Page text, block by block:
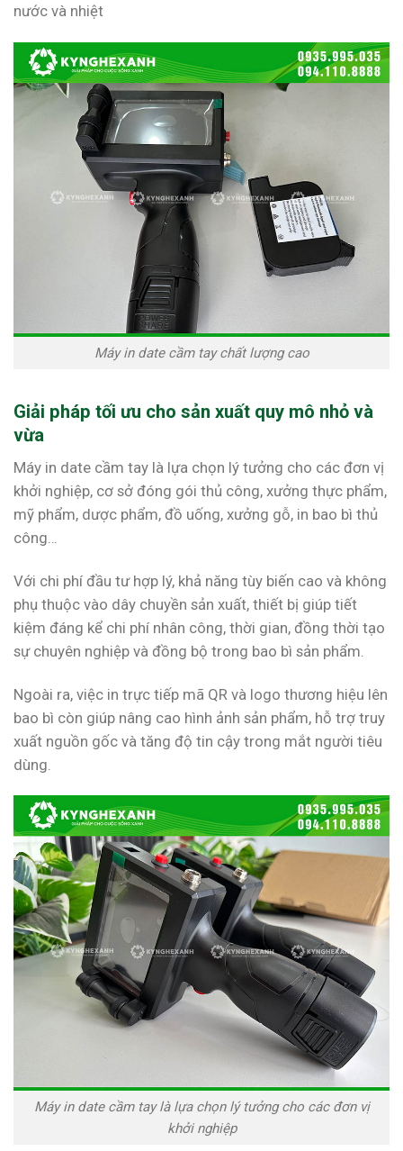
nước và nhiệt
Máy in date cầm tay chất lượng cao
Giải pháp tối ưu cho sản xuất quy mô nhỏ và
vừa
Máy in date cầm tay là lựa chọn lý tưởng cho các đơn vị
khởi nghiệp, cơ sở đóng gói thủ công, xưởng thực phẩm,
mỹ phẩm, dược phẩm, đồ uống, xưởng gỗ, in bao bì thủ
công…
Với chi phí đầu tư hợp lý, khả năng tùy biến cao và không
phụ thuộc vào dây chuyền sản xuất, thiết bị giúp tiết
kiệm đáng kể chi phí nhân công, thời gian, đồng thời tạo
sự chuyên nghiệp và đồng bộ trong bao bì sản phẩm.
Ngoài ra, việc in trực tiếp mã QR và logo thương hiệu lên
bao bì còn giúp nâng cao hình ảnh sản phẩm, hỗ trợ truy
xuất nguồn gốc và tăng độ tin cậy trong mắt người tiêu
dùng.
Máy in date cầm tay là lựa chọn lý tưởng cho các đơn vị
khởi nghiệp